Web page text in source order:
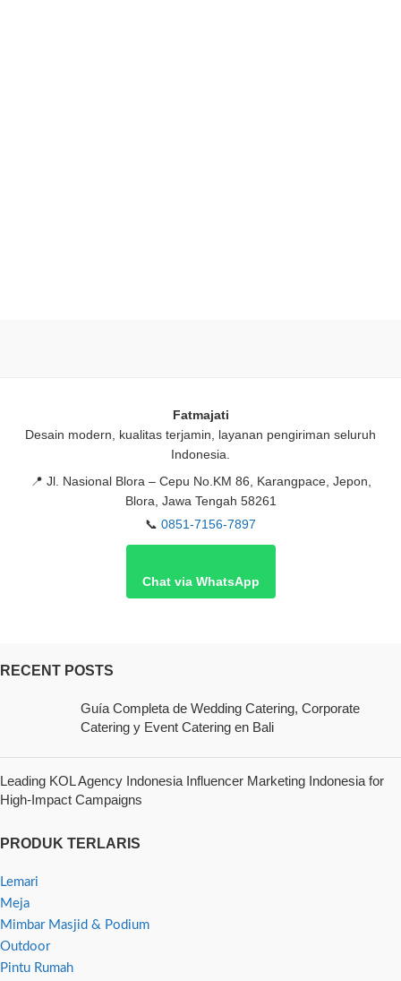
Fatmajati
Desain modern, kualitas terjamin, layanan pengiriman seluruh
Indonesia.
📍 Jl. Nasional Blora – Cepu No.KM 86, Karangpace, Jepon,
Blora, Jawa Tengah 58261
📞 0851-7156-7897
Chat via WhatsApp
RECENT POSTS
Guía Completa de Wedding Catering, Corporate
Catering y Event Catering en Bali
Leading KOL Agency Indonesia Influencer Marketing Indonesia for
High-Impact Campaigns
PRODUK TERLARIS
Lemari
Meja
Mimbar Masjid & Podium
Outdoor
Pintu Rumah